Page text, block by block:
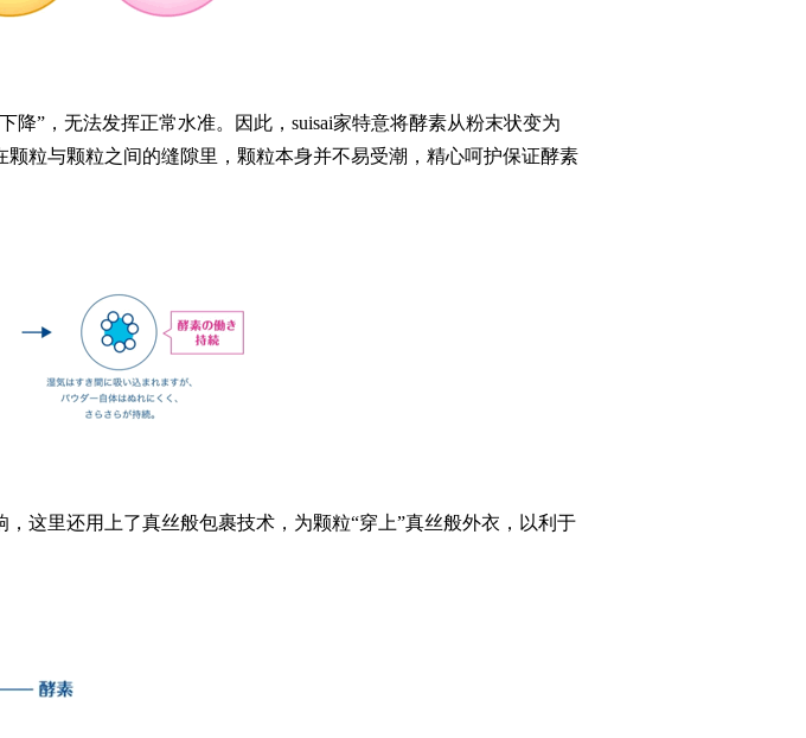
”，无法发挥正常水准。因此，suisai家特意将酵素从粉末状变为
粒与颗粒之间的缝隙里，颗粒本身并不易受潮，精心呵护保证酵素
里还用上了真丝般包裹技术，为颗粒“穿上”真丝般外衣，以利于